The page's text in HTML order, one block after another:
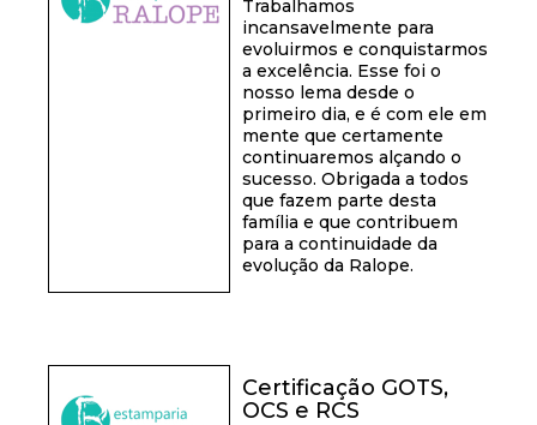
Trabalhamos
incansavelmente para
evoluirmos e conquistarmos
a excelência. Esse foi o
nosso lema desde o
primeiro dia, e é com ele em
mente que certamente
continuaremos alçando o
sucesso. Obrigada a todos
que fazem parte desta
família e que contribuem
para a continuidade da
evolução da Ralope.
Certificação GOTS,
OCS e RCS